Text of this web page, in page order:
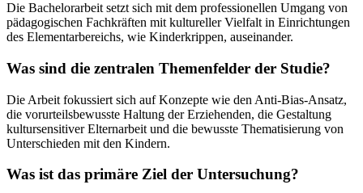
Die Bachelorarbeit setzt sich mit dem professionellen Umgang von
pädagogischen Fachkräften mit kultureller Vielfalt in Einrichtungen
des Elementarbereichs, wie Kinderkrippen, auseinander.
Was sind die zentralen Themenfelder der Studie?
Die Arbeit fokussiert sich auf Konzepte wie den Anti-Bias-Ansatz,
die vorurteilsbewusste Haltung der Erziehenden, die Gestaltung
kultursensitiver Elternarbeit und die bewusste Thematisierung von
Unterschieden mit den Kindern.
Was ist das primäre Ziel der Untersuchung?